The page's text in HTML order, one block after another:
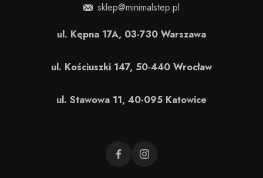
sklep@minimalstep.pl
ul. Kępna 17A, 03-730 Warszawa
ul. Kościuszki 147, 50-440 Wrocław
ul. Stawowa 11, 40-095 Katowice